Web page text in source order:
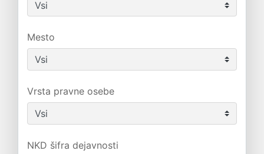
Mesto
Vrsta pravne osebe
NKD šifra dejavnosti